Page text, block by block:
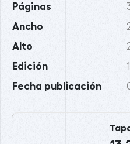
Páginas
Ancho
Alto
Edición 1
Fecha publicación